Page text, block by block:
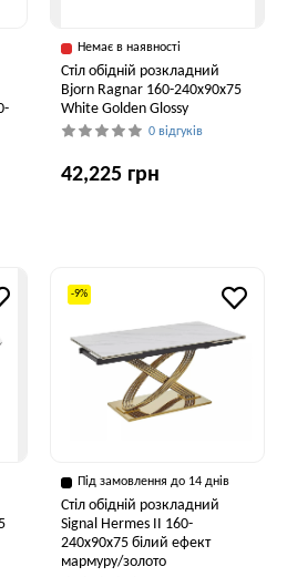
Немає в наявності
Стіл обідній розкладний
Bjorn Ragnar 160-240х90х75
White Golden Glossy
0 відгуків
42,225 грн
-9%
Під замовлення до 14 днів
Стіл обідній розкладний
Signal Hermes II 160-
240x90x75 білий ефект
мармуру/золото